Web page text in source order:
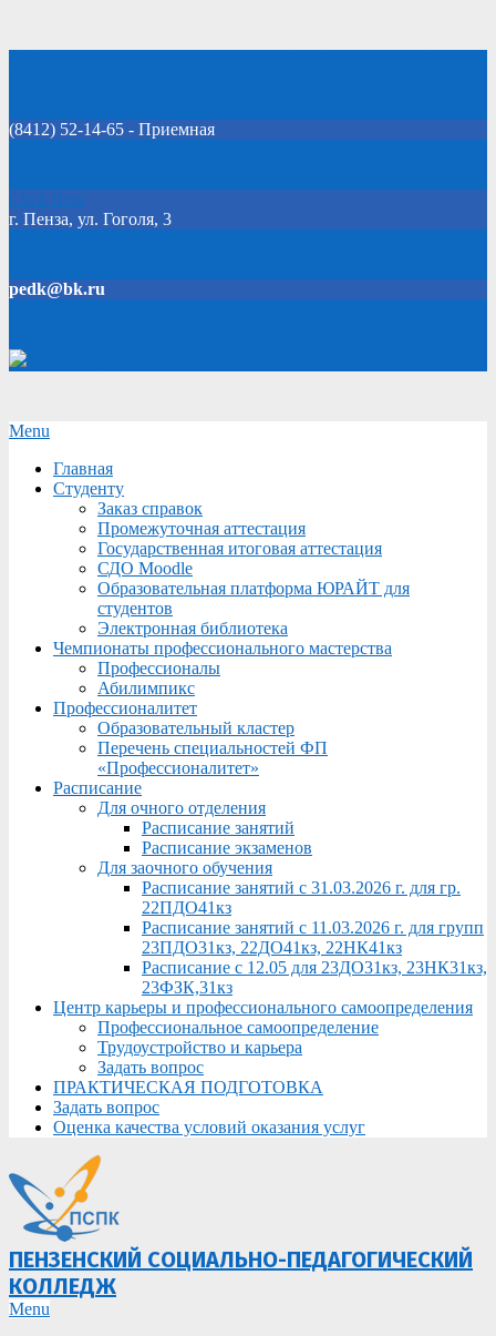
(8412) 52-14-65 - Приемная
Click Here
г. Пенза, ул. Гоголя, 3
pedk@bk.ru
Secondary
Menu
Menu
Главная
Студенту
Заказ справок
Промежуточная аттестация
Государственная итоговая аттестация
СДО Moodle
Образовательная платформа ЮРАЙТ для
студентов
Электронная библиотека
Чемпионаты профессионального мастерства
Профессионалы
Абилимпикс
Профессионалитет
Образовательный кластер
Перечень специальностей ФП
«Профессионалитет»
Расписание
Для очного отделения
Расписание занятий
Расписание экзаменов
Для заочного обучения
Расписание занятий с 31.03.2026 г. для гр.
22ПДО41кз
Расписание занятий с 11.03.2026 г. для групп
23ПДО31кз, 22ДО41кз, 22НК41кз
Расписание с 12.05 для 23ДО31кз, 23НК31кз,
23ФЗК,31кз
Центр карьеры и профессионального самоопределения
Профессиональное самоопределение
Трудоустройство и карьера
Задать вопрос
ПРАКТИЧЕСКАЯ ПОДГОТОВКА
Задать вопрос
Оценка качества условий оказания услуг
ПЕНЗЕНСКИЙ СОЦИАЛЬНО-ПЕДАГОГИЧЕСКИЙ
КОЛЛЕДЖ
Primary
Menu